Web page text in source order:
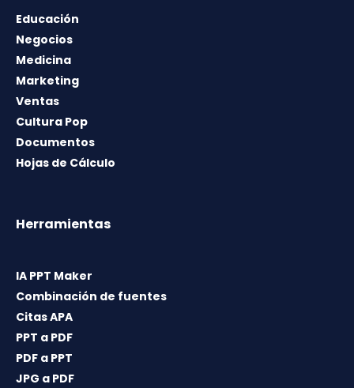
Educación
Negocios
Medicina
Marketing
Ventas
Cultura Pop
Documentos
Hojas de Cálculo
Herramientas
IA PPT Maker
Combinación de fuentes
Citas APA
PPT a PDF
PDF a PPT
JPG a PDF